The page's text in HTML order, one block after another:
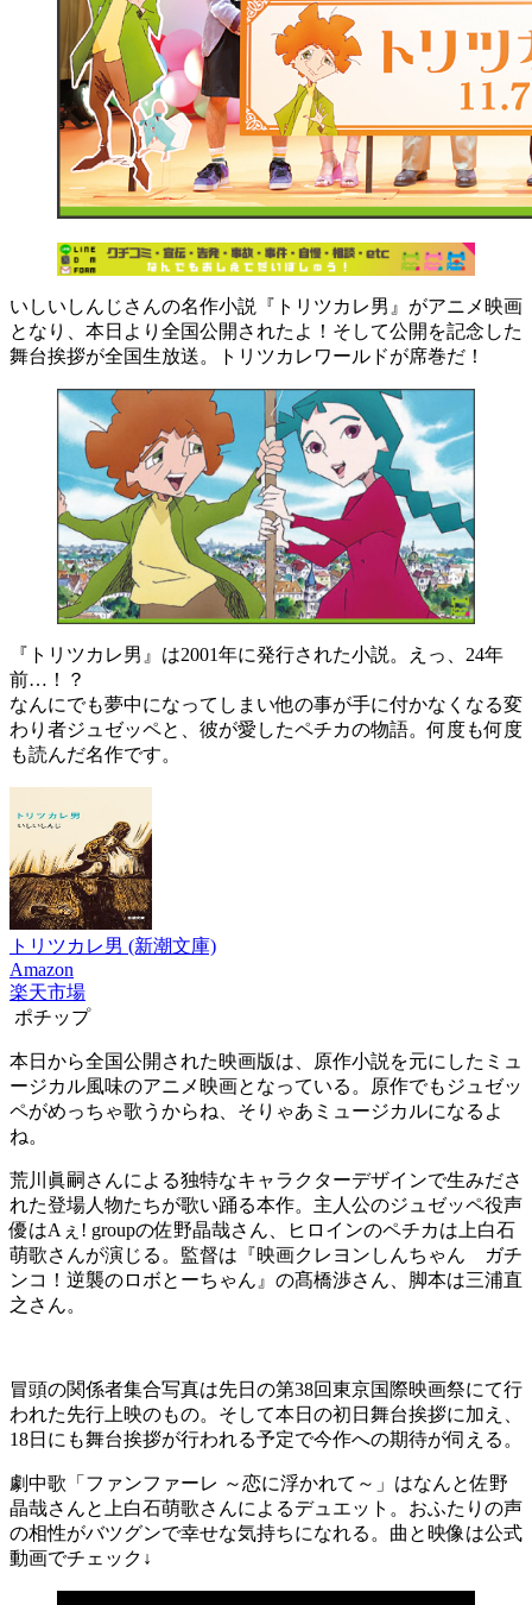
いしいしんじさんの名作小説『トリツカレ男』がアニメ映画
となり、本日より全国公開されたよ！そして公開を記念した
舞台挨拶が全国生放送。トリツカレワールドが席巻だ！
『トリツカレ男』は2001年に発行された小説。えっ、24年
前…！？
なんにでも夢中になってしまい他の事が手に付かなくなる変
わり者ジュゼッペと、彼が愛したペチカの物語。何度も何度
も読んだ名作です。
トリツカレ男 (新潮文庫)
Amazon
楽天市場
ポチップ
本日から全国公開された映画版は、原作小説を元にしたミュ
ージカル風味のアニメ映画となっている。原作でもジュゼッ
ペがめっちゃ歌うからね、そりゃあミュージカルになるよ
ね。
荒川眞嗣さんによる独特なキャラクターデザインで生みださ
れた登場人物たちが歌い踊る本作。主人公のジュゼッペ役声
優はAぇ! groupの佐野晶哉さん、ヒロインのペチカは上白石
萌歌さんが演じる。監督は『映画クレヨンしんちゃん ガチ
ンコ！逆襲のロボとーちゃん』の髙橋渉さん、脚本は三浦直
之さん。
冒頭の関係者集合写真は先日の第38回東京国際映画祭にて行
われた先行上映のもの。そして本日の初日舞台挨拶に加え、
18日にも舞台挨拶が行われる予定で今作への期待が伺える。
劇中歌「ファンファーレ ～恋に浮かれて～」はなんと佐野
晶哉さんと上白石萌歌さんによるデュエット。おふたりの声
の相性がバツグンで幸せな気持ちになれる。曲と映像は公式
動画でチェック↓